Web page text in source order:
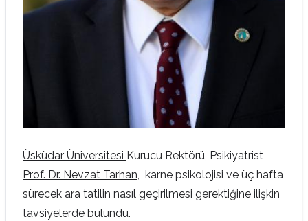
Üsküdar Üniversitesi Kurucu Rektörü, Psikiyatrist
Prof. Dr. Nevzat Tarhan, karne psikolojisi ve üç hafta
sürecek ara tatilin nasıl geçirilmesi gerektiğine ilişkin
tavsiyelerde bulundu.